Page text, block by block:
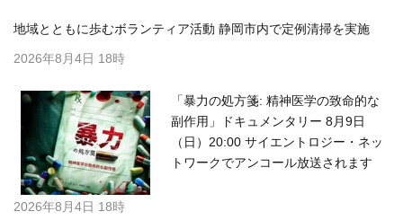
地域とともに歩むボランティア活動 静岡市内で定例清掃を実施
2026年8月4日 18時
「暴力の処方箋: 精神医学の致命的な
副作用」ドキュメンタリー 8月9日
（日）20:00 サイエントロジー・ネッ
トワークでアンコール放送されます
2026年8月4日 18時